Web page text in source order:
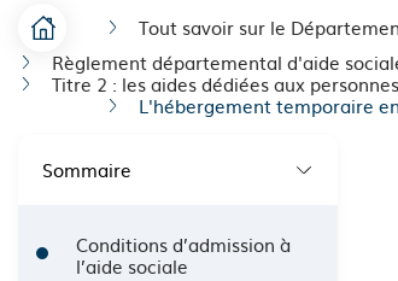
F
Accueil Tout savoir sur le
Règlement départemental d'aide
Titre 2 : les aides dédiées aux
L'hébergement temporaire
Sommaire
Conditions d’admission à
l’aide sociale